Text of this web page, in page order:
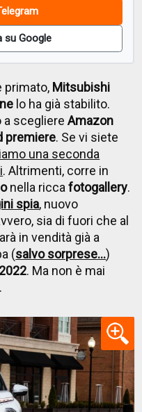
su Google
primato, Mitsubishi
lo ha già stabilito.
a scegliereAmazon
premiere. Se vi siete
una seconda
. Altrimenti, corre in
nella riccafotogallery.
spia, nuovo
sia di fuori che al
in vendità già a
(salvo sorprese...)
2022. Ma non è mai